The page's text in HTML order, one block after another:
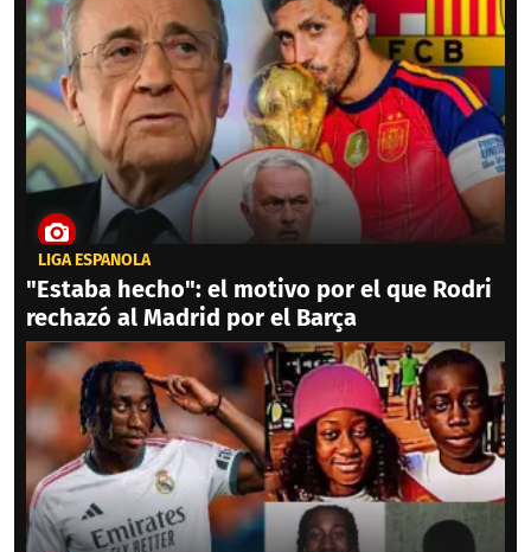
LIGA ESPAÑOLA
"Estaba hecho": el motivo por el que Rodri
rechazó al Madrid por el Barça